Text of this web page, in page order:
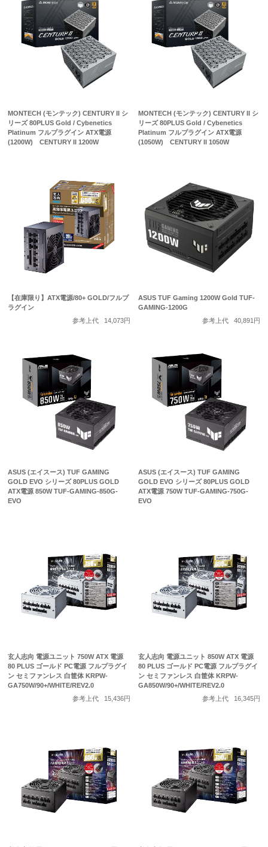
MONTECH (モンテック) CENTURY II シ
リーズ 80PLUS Gold / Cybenetics
Platinum フルプラグイン ATX電源
(1200W) CENTURY II 1200W
MONTECH (モンテック) CENTURY II シ
リーズ 80PLUS Gold / Cybenetics
Platinum フルプラグイン ATX電源
(1050W) CENTURY II 1050W
【在庫限り】ATX電源/80+ GOLD/フルプ
ラグイン
参考上代
14,073円
ASUS TUF Gaming 1200W Gold TUF-
GAMING-1200G
参考上代
40,891円
ASUS (エイスース) TUF GAMING
GOLD EVO シリーズ 80PLUS GOLD
ATX電源 850W TUF-GAMING-850G-
EVO
ASUS (エイスース) TUF GAMING
GOLD EVO シリーズ 80PLUS GOLD
ATX電源 750W TUF-GAMING-750G-
EVO
玄人志向 電源ユニット 750W ATX 電源
80 PLUS ゴールド PC電源 フルプラグイ
ン セミファンレス 白筐体 KRPW-
GA750W/90+/WHITE/REV2.0
参考上代
15,436円
玄人志向 電源ユニット 850W ATX 電源
80 PLUS ゴールド PC電源 フルプラグイ
ン セミファンレス 白筐体 KRPW-
GA850W/90+/WHITE/REV2.0
参考上代
16,345円